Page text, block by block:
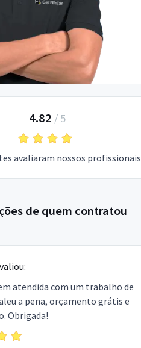
4.82 / 5
avaliaram nossos profissionais
de quem contratou
atendida com um trabalho de
a pena, orçamento grátis e
Obrigada!